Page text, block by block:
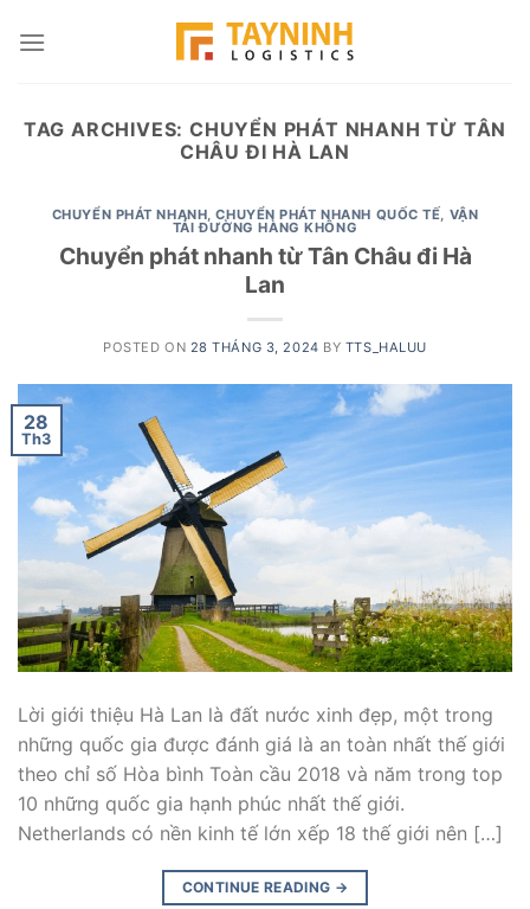
TAG ARCHIVES: CHUYỂN PHÁT NHANH TỪ TÂN
CHÂU ĐI HÀ LAN
CHUYỂN PHÁT NHANH,CHUYỂN PHÁT NHANH QUỐC TẾ, VẬN
TẢI ĐƯỜNG HÀNG KHÔNG
Chuyển phát nhanh từ Tân Châu đi Hà
Lan
POSTED ON 28 THÁNG 3, 2024 BY TTS_HALUU
28
Th3
Lời giới thiệu Hà Lan là đất nước xinh đẹp, một trong
những quốc gia được đánh giá là an toàn nhất thế giới
theo chỉ số Hòa bình Toàn cầu 2018 và năm trong top
10 những quốc gia hạnh phúc nhất thế giới.
Netherlands có nền kinh tế lớn xếp 18 thế giới nên […]
CONTINUE READING →